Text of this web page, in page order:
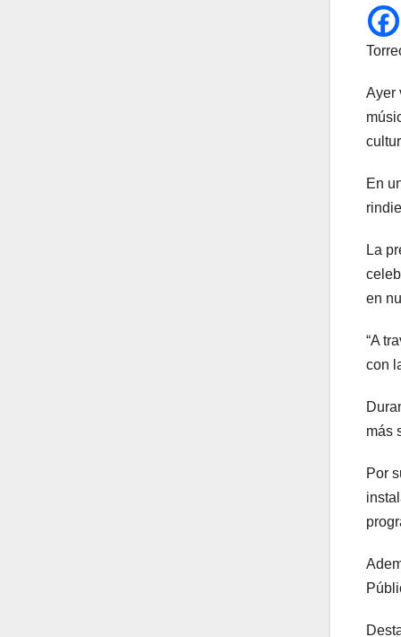
Ayer
En
La
en
“A
con
más
Por